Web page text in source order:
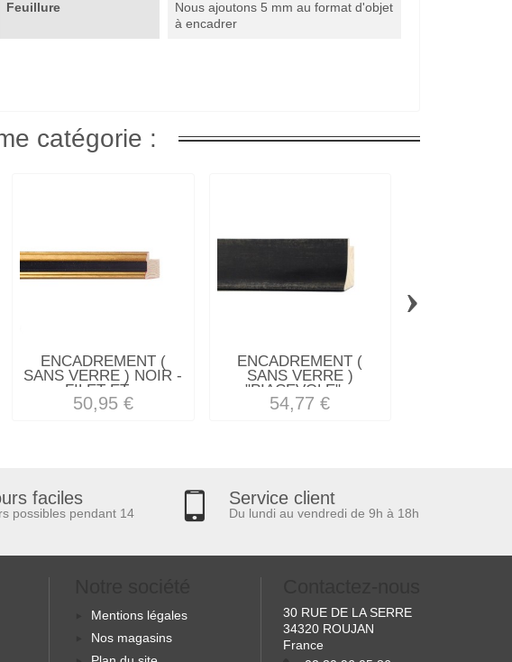
Feuillure
Nous ajoutons 5 mm au format d'objet
à encadrer
catégorie :
ENCADREMENT (
SANS VERRE ) NOIR -
FILET ET...
50,95 €
ENCADREMENT (
SANS VERRE )
"PIACEVOLE"...
54,77 €
›
faciles
possibles pendant 14
Service client
Du lundi au vendredi de 9h à 18h
Mentions légales
Nos magasins
30 RUE DE LA SERRE
34320 ROUJAN
France